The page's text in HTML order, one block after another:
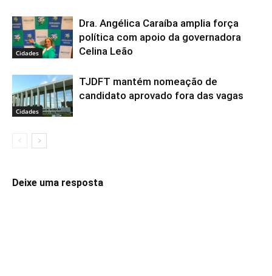
Cidades
Dra. Angélica Caraíba amplia força
política com apoio da governadora
Celina Leão
Cidades
TJDFT mantém nomeação de
candidato aprovado fora das vagas
Deixe uma resposta